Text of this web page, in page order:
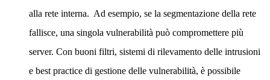
alla rete interna. Ad esempio, se la segmentazione della rete
fallisce, una singola vulnerabilità può compromettere più
server. Con buoni filtri, sistemi di rilevamento delle intrusioni
e best practice di gestione delle vulnerabilità, è possibile